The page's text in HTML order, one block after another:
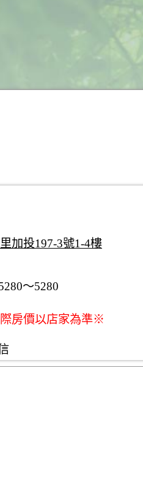
加投197-3號1-4樓
～5280
房價以店家為準※